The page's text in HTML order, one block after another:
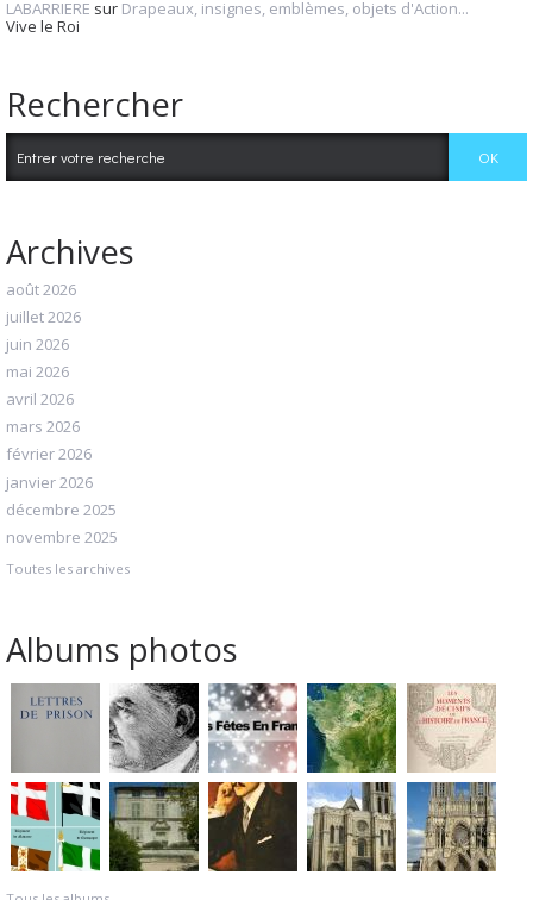
LABARRIERE sur Drapeaux, insignes, emblèmes, objets d'Action...
Vive le Roi
Rechercher
Archives
août 2026
juillet 2026
juin 2026
mai 2026
avril 2026
mars 2026
février 2026
janvier 2026
décembre 2025
novembre 2025
Toutes les archives
Albums photos